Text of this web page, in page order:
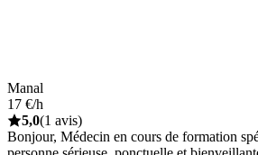
Manal
17 €/h
5,0(1 avis)
Bonjour, Médecin en cours de formation